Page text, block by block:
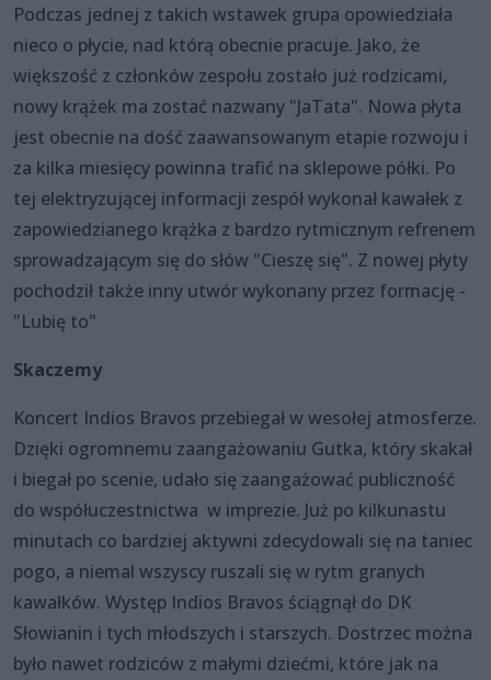
Podczas jednej z takich wstawek grupa opowiedziała
nieco o płycie, nad którą obecnie pracuje. Jako, że
większość z członków zespołu zostało już rodzicami,
nowy krążek ma zostać nazwany "JaTata". Nowa płyta
jest obecnie na dość zaawansowanym etapie rozwoju i
za kilka miesięcy powinna trafić na sklepowe półki. Po
tej elektryzującej informacji zespół wykonał kawałek z
zapowiedzianego krążka z bardzo rytmicznym refrenem
sprowadzającym się do słów "Cieszę się". Z nowej płyty
pochodził także inny utwór wykonany przez formację -
"Lubię to"
Skaczemy
Koncert Indios Bravos przebiegał w wesołej atmosferze.
Dzięki ogromnemu zaangażowaniu Gutka, który skakał
i biegał po scenie, udało się zaangażować publiczność
do współuczestnictwa w imprezie. Już po kilkunastu
minutach co bardziej aktywni zdecydowali się na taniec
pogo, a niemal wszyscy ruszali się w rytm granych
kawałków. Występ Indios Bravos ściągnął do DK
Słowianin i tych młodszych i starszych. Dostrzec można
było nawet rodziców z małymi dziećmi, które jak na